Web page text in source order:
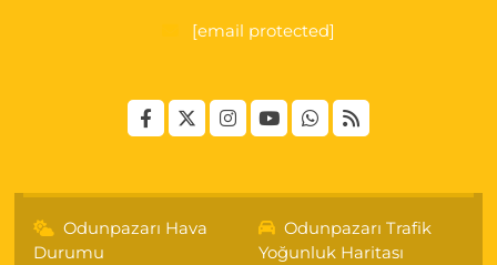
[email protected]
Odunpazarı Hava
Durumu
Odunpazarı Trafik
Yoğunluk Haritası